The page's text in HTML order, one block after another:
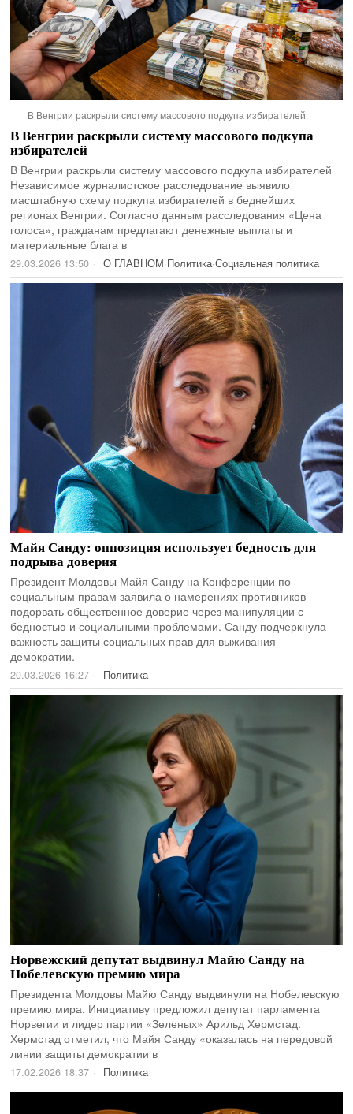
В Венгрии раскрыли систему массового подкупа избирателей
В Венгрии раскрыли систему массового подкупа
избирателей
В Венгрии раскрыли систему массового подкупа избирателей
Независимое журналистское расследование выявило
масштабную схему подкупа избирателей в беднейших
регионах Венгрии. Согласно данным расследования «Цена
голоса», гражданам предлагают денежные выплаты и
материальные блага в
29.03.2026 13:50 О ГЛАВНОМ·Политика·Социальная политика
Майя Санду: оппозиция использует бедность для
подрыва доверия
Президент Молдовы Майя Санду на Конференции по
социальным правам заявила о намерениях противников
подорвать общественное доверие через манипуляции с
бедностью и социальными проблемами. Санду подчеркнула
важность защиты социальных прав для выживания
демократии.
20.03.2026 16:27 Политика
Норвежский депутат выдвинул Майю Санду на
Нобелевскую премию мира
Президента Молдовы Майю Санду выдвинули на Нобелевскую
премию мира. Инициативу предложил депутат парламента
Норвегии и лидер партии «Зеленых» Арильд Хермстад.
Хермстад отметил, что Майя Санду «оказалась на передовой
линии защиты демократии в
17.02.2026 18:37 Политика